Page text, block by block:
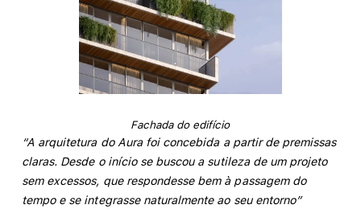
Fachada do edifício
“A arquitetura do Aura foi concebida a partir de premissas
claras. Desde o início se buscou a sutileza de um projeto
sem excessos, que respondesse bem à passagem do
tempo e se integrasse naturalmente ao seu entorno”